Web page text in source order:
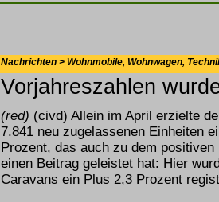
Nachrichten > Wohnmobile, Wohnwagen,
Vorjahreszahlen
(red) (civd) Allein im April erzielte
7.841 neu zugelassenen Einheiten
Prozent, das auch zu dem
einen Beitrag geleistet hat: Hier
Caravans ein Plus 2,3 Prozent